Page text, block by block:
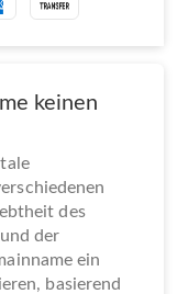
keinen
des
der
ein
basierend